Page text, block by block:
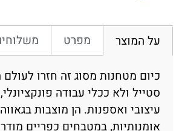
על המוצר מפרט
כיום מטחנות מסוג זה חזרו לעולם
סטייל ולא ככלי עבודה
עיצובי ואספנות. הן מוצבות
אומנותיות, במטבחים כפריים